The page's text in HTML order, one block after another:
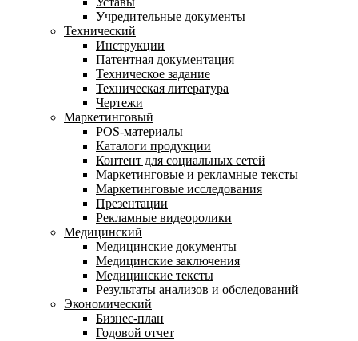
Учредительные документы
Технический
Инструкции
Патентная документация
Техническое задание
Техническая литература
Чертежи
Маркетинговый
POS-материалы
Каталоги продукции
Контент для социальных сетей
Маркетинговые и рекламные тексты
Маркетинговые исследования
Презентации
Рекламные видеоролики
Медицинский
Медицинские документы
Медицинские заключения
Медицинские тексты
Результаты анализов и обследований
Экономический
Бизнес-план
Годовой отчет